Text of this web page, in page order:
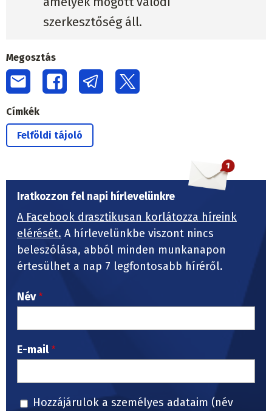
szerkesztőség áll.
Megosztás
Címkék
Felföldi tájoló
Iratkozzon fel napi hírlevelünkre
A Facebook drasztikusan korlátozza híreink
elérését. A hírlevelünkbe viszont nincs
beleszólása, abból minden munkanapon
értesülhet a nap 7 legfontosabb híréről.
Név
E-mail
Hozzájárulok a személyes adataim (név